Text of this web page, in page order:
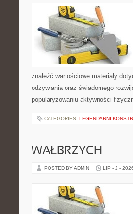
znaleźć wartościowe materiały
odżywiania oraz świadomego
popularyzowaniu aktywności
CATEGORIES: LEGENDARNI
WAŁBRZYCH
POSTED BY ADMIN LIP - 2 - 2026